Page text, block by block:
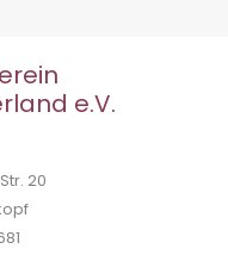
e.V.
20